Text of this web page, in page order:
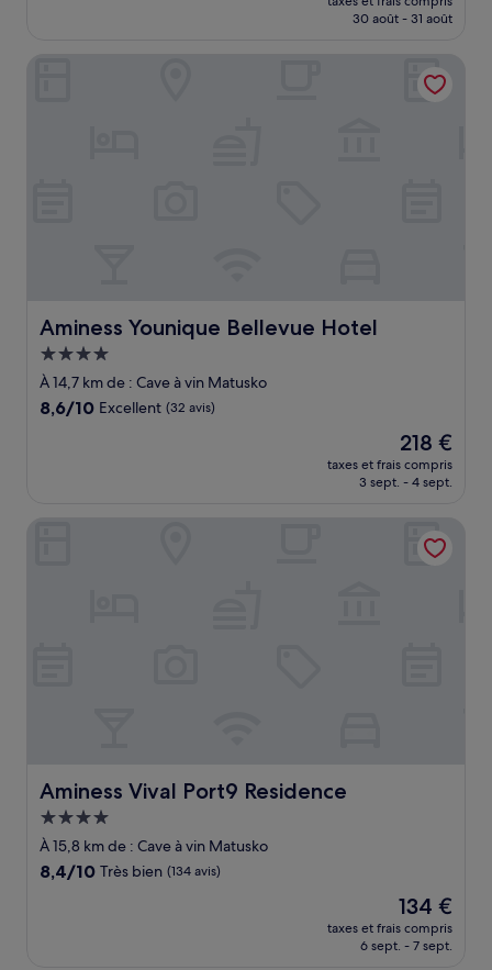
prix
de
210 €
30 août - 31 août
Aminess Younique Bellevue Hotel
Aminess Younique Bellevue Hotel
Hébergement
4.0 étoiles
À 14,7 km de : Cave à vin Matusko
8.6
8,6/10 Excellent (32 avis)
Le
nouveau
prix
de
218 €
218 €
taxes et frais compris
3 sept. - 4 sept.
Aminess Vival Port9 Residence
Aminess Vival Port9 Residence
Hébergement
4.0 étoiles
À 15,8 km de : Cave à vin Matusko
8.4
8,4/10 Très bien (134 avis)
Le
nouveau
prix
134 €
taxes et frais compris
6 sept. - 7 sept.